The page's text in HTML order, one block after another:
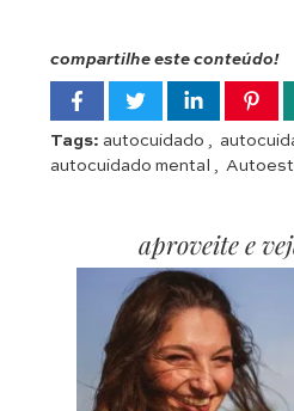
compartilhe este conteúdo!
Tags: autocuidado ,
autocuidado mental ,
aproveite e